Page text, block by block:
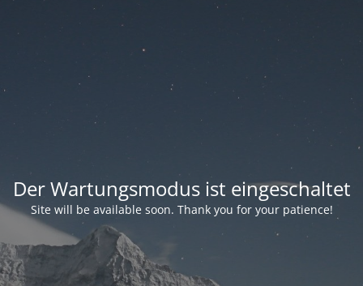
Der Wartungsmodus ist eingeschaltet
Site will be available soon. Thank you for your patience!